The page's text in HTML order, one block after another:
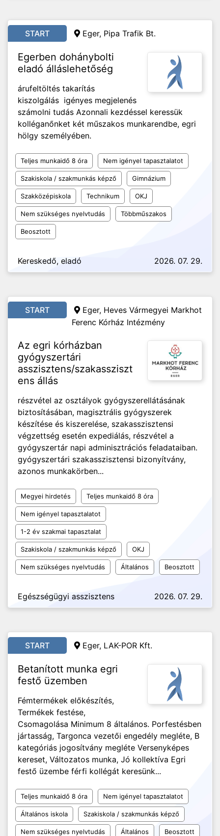
START Eger, Pipa Trafik Bt.
Egerben dohánybolti
eladó álláslehetőség
árufeltöltés takarítás
kiszolgálás igényes megjelenés
számolni tudás Azonnali kezdéssel keressük
kolléganőnket két műszakos munkarendbe, egri
hölgy személyében.
Teljes munkaidő 8 óra Nem igényel tapasztalatot
Szakiskola / szakmunkás képző Gimnázium
Szakközépiskola Technikum OKJ
Nem szükséges nyelvtudás Többműszakos
Beosztott
Kereskedő, eladó 2026. 07. 29.
START
Eger, Heves Vármegyei Markhot
Ferenc Kórház Intézmény
Az egri kórházban
gyógyszertári
asszisztens/szakassziszt
ens állás
részvétel az osztályok gyógyszerellátásának
biztosításában, magisztrális gyógyszerek
készítése és kiszerelése, szakasszisztensi
végzettség esetén expediálás, részvétel a
gyógyszertár napi adminisztrációs feladataiban.
gyógyszertári szakasszisztensi bizonyítvány,
azonos munkakörben...
Megyei hirdetés Teljes munkaidő 8 óra
Nem igényel tapasztalatot
1-2 év szakmai tapasztalat
Szakiskola / szakmunkás képző OKJ
Nem szükséges nyelvtudás Általános Beosztott
Egészségügyi asszisztens 2026. 07. 29.
START Eger, LAK-POR Kft.
Betanított munka egri
festő üzemben
Fémtermékek előkészítés,
Termékek festése,
Csomagolása Minimum 8 általános. Porfestésben
jártasság, Targonca vezetői engedély megléte, B
kategóriás jogosítvány megléte Versenyképes
kereset, Változatos munka, Jó kollektíva Egri
festő üzembe férfi kollégát keresünk...
Teljes munkaidő 8 óra Nem igényel tapasztalatot
Általános iskola Szakiskola / szakmunkás képző
Nem szükséges nyelvtudás Általános Beosztott